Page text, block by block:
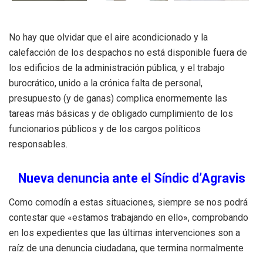
No hay que olvidar que el aire acondicionado y la
calefacción de los despachos no está disponible fuera de
los edificios de la administración pública, y el trabajo
burocrático, unido a la crónica falta de personal,
presupuesto (y de ganas) complica enormemente las
tareas más básicas y de obligado cumplimiento de los
funcionarios públicos y de los cargos políticos
responsables.
Nueva denuncia ante el Síndic d’Agravis
Como comodín a estas situaciones, siempre se nos podrá
contestar que «estamos trabajando en ello», comprobando
en los expedientes que las últimas intervenciones son a
raíz de una denuncia ciudadana, que termina normalmente